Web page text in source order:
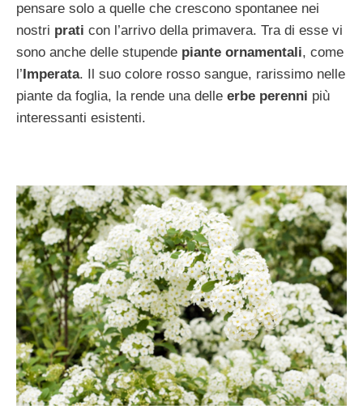
pensare solo a quelle che crescono spontanee nei
nostri prati con l’arrivo della primavera. Tra di esse vi
sono anche delle stupende piante ornamentali, come
l’ Imperata. Il suo colore rosso sangue, rarissimo nelle
piante da foglia, la rende una delle erbe perenni più
interessanti esistenti.